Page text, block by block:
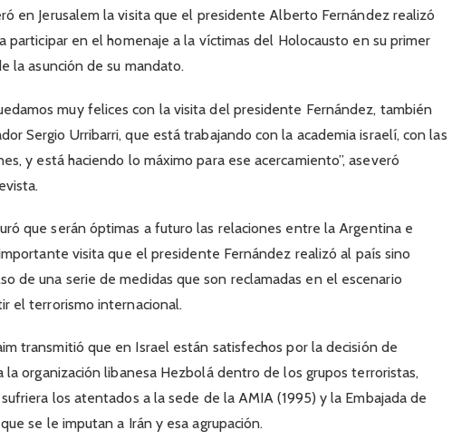
en Jerusalem la visita que el presidente Alberto Fernández realizó
participar en el homenaje a la víctimas del Holocausto en su primer
la asunción de su mandato.
muy felices con la visita del presidente Fernández, también
Sergio Urribarri, que está trabajando con la academia israelí, con las
y está haciendo lo máximo para ese acercamiento”, aseveró
que serán óptimas a futuro las relaciones entre la Argentina e
visita que el presidente Fernández realizó al país sino
de una serie de medidas que son reclamadas en el escenario
el terrorismo internacional.
transmitió que en Israel están satisfechos por la decisión de
la organización libanesa Hezbolá dentro de los grupos terroristas,
los atentados a la sede de la AMIA (1995) y la Embajada de
se le imputan a Irán y esa agrupación.